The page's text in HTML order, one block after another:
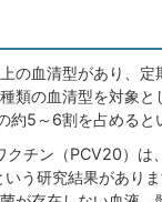
の血清型があり、
類の血清型を対象
5～6割を占めると
チン（PCV20）は
う研究結果がありま